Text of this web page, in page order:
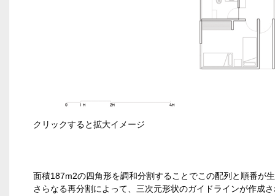
クリックすると拡大イメージ
面積187m2の四角形を調和分割することでこの配列と順番が
さらなる再分割によって、三次元形状のガイドラインが作成